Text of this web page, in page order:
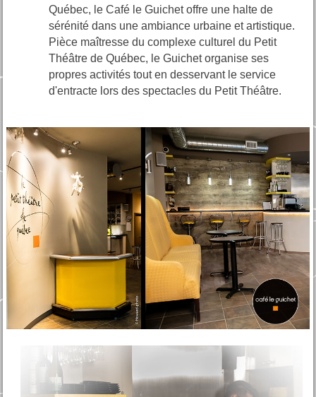
Québec, le Café le Guichet offre une halte de
sérénité dans une ambiance urbaine et artistique.
Pièce maîtresse du complexe culturel du Petit
Théâtre de Québec, le Guichet organise ses
propres activités tout en desservant le service
d'entracte lors des spectacles du Petit Théâtre.